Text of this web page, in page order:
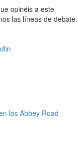
opinéis a este
las líneas de debate.
los Abbey Road